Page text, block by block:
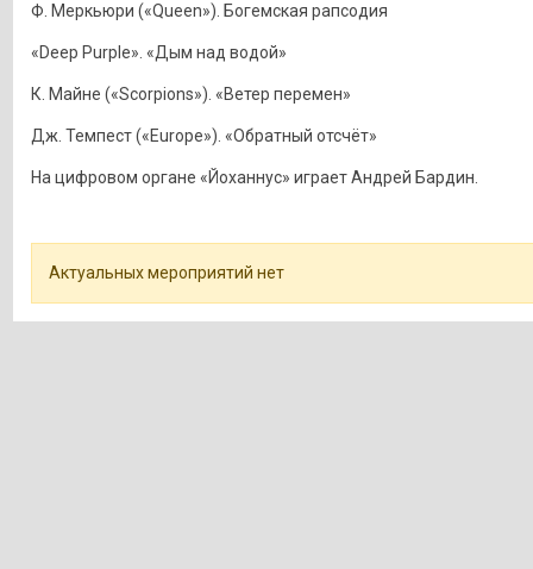
Ф. Меркьюри («Queen»). Богемская рапсодия
«Deep Purple». «Дым над водой»
К. Майне («Scorpions»). «Ветер перемен»
Дж. Темпест («Europe»). «Обратный отсчёт»
На цифровом органе «Йоханнус» играет Андрей Бардин.
Актуальных мероприятий нет